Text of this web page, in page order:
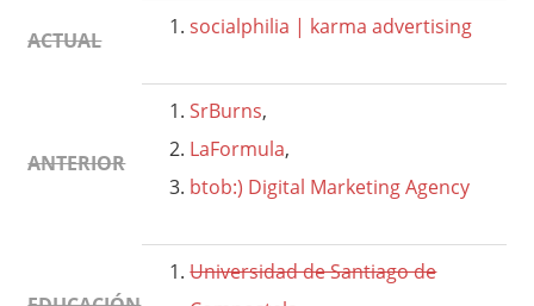
ACTUAL
socialphilia | karma advertising
ANTERIOR
SrBurns,
LaFormula,
btob:) Digital Marketing Agency
Universidad de Santiago de